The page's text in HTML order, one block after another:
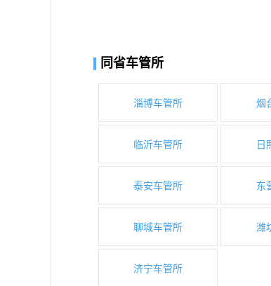
同省车管所
淄博车管所 烟
临沂车管所 日
泰安车管所 东
聊城车管所 潍
济宁车管所